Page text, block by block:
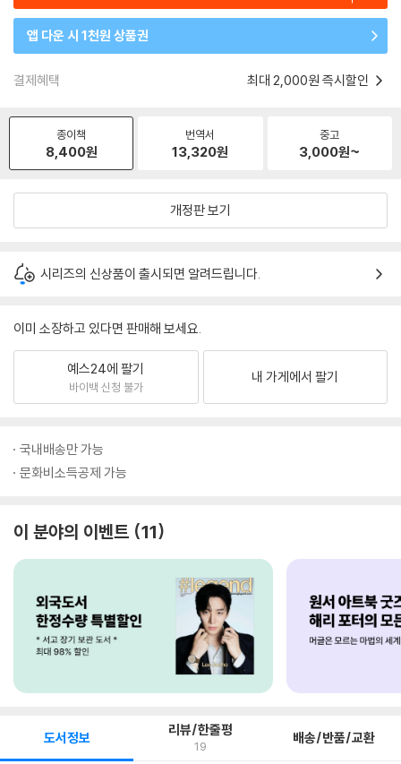
앱 다운 시 1천원 상품권
결제혜택 최대 2,000원 즉시할인
종이책
8,400원
번역서
13,320원
중고
3,000원~
개정판 보기
시리즈의 신상품이 출시되면 알려드립니다.
이미 소장하고 있다면 판매해 보세요.
예스24에 팔기
바이백 신청 불가
내 가게에서 팔기
국내배송만 가능
문화비소득공제 가능
이 분야의 이벤트 11
도서정보 리뷰/한줄평
19 배송/반품/교환